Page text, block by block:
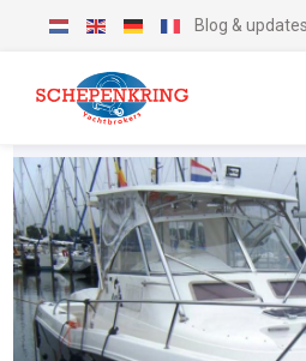
Blog & updates